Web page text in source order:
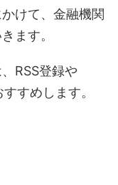
けて、金融機関
ます。
RSS登録や
すめします。